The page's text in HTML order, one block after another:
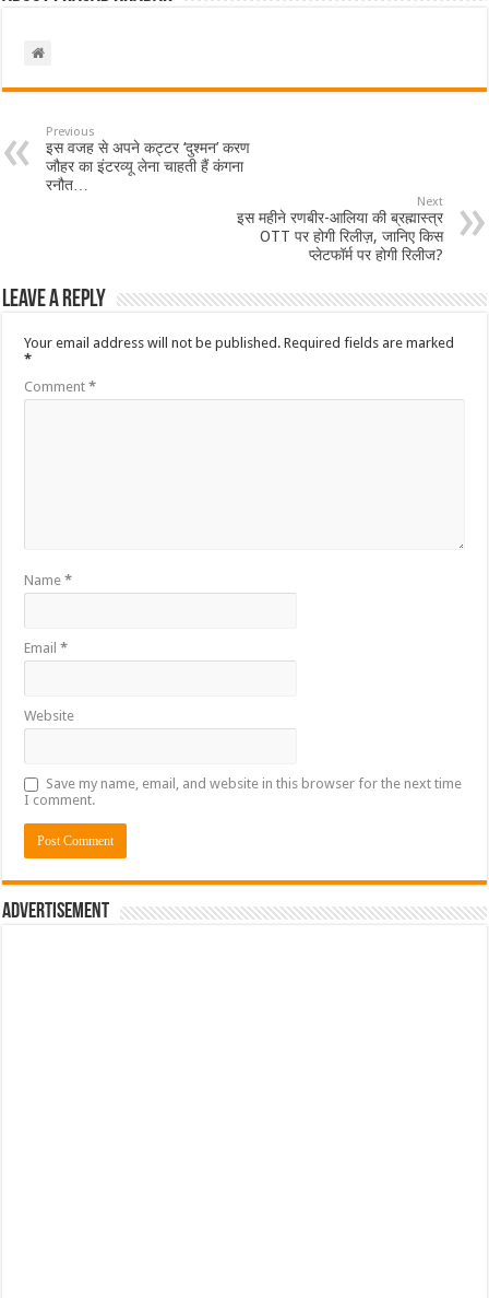
Previous
इस वजह से अपने कट्टर ‘दुश्मन’ करण
जौहर का इंटरव्यू लेना चाहती हैं कंगना
रनौत…
Next
इस महीने रणबीर-आलिया की ब्रह्मास्त्र
OTT पर होगी रिलीज़, जानिए किस
प्लेटफॉर्म पर होगी रिलीज?
Leave a Reply
Your email address will not be published. Required fields are marked
*
Comment*
Name*
Email*
Website
Save my name, email, and website in this browser for the next time
I comment.
Advertisement